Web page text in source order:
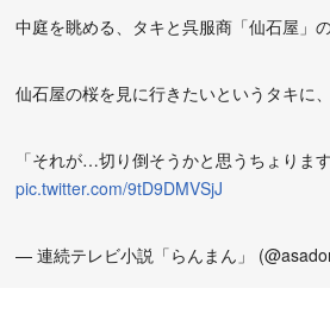
中庭を眺める、タキと呉服商「仙石屋」
仙石屋の桜を見に行きたいというタキに
「それが…切り倒そうかと思うちょります
pic.twitter.com/9tD9DMVSjJ
— 連続テレビ小説「らんまん」